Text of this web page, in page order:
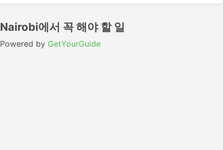
Nairobi에서 꼭 해야 할 일
Powered by GetYourGuide